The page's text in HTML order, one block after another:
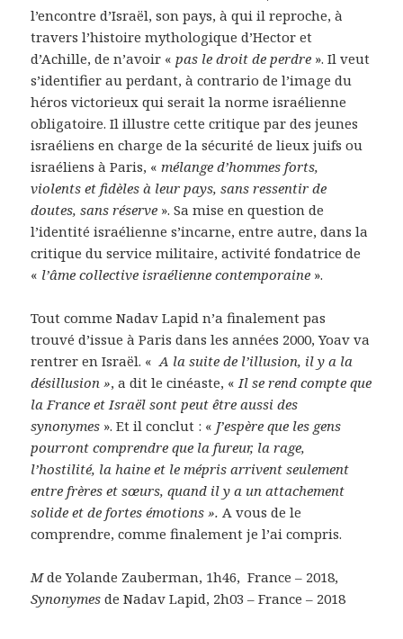
l’encontre d’Israël, son pays, à qui il reproche, à
travers l’histoire mythologique d’Hector et
d’Achille, de n’avoir « pas le droit de perdre ». Il veut
s’identifier au perdant, à contrario de l’image du
héros victorieux qui serait la norme israélienne
obligatoire. Il illustre cette critique par des jeunes
israéliens en charge de la sécurité de lieux juifs ou
israéliens à Paris, « mélange d’hommes forts,
violents et fidèles à leur pays, sans ressentir de
doutes, sans réserve ». Sa mise en question de
l’identité israélienne s’incarne, entre autre, dans la
critique du service militaire, activité fondatrice de
« l’âme collective israélienne contemporaine ».
Tout comme Nadav Lapid n’a finalement pas
trouvé d’issue à Paris dans les années 2000, Yoav va
rentrer en Israël. «A la suite de l’illusion, il y a la
désillusion », a dit le cinéaste, « Il se rend compte que
la France et Israël sont peut être aussi des
synonymes ». Et il conclut : « J’espère que les gens
pourront comprendre que la fureur, la rage,
l’hostilité, la haine et le mépris arrivent seulement
entre frères et sœurs, quand il y a un attachement
solide et de fortes émotions ». A vous de le
comprendre, comme finalement je l’ai compris.
Mde Yolande Zauberman, 1h46, France – 2018,
Synonymes de Nadav Lapid, 2h03 – France – 2018